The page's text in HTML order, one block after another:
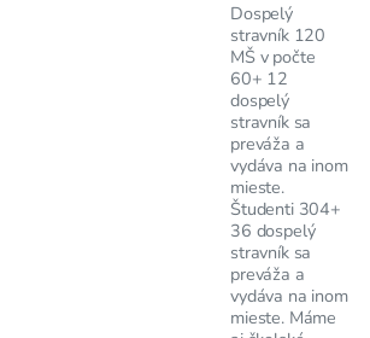
Dospelý
stravník 120
MŠ v počte
60+ 12
dospelý
stravník sa
preváža a
vydáva na inom
mieste.
Študenti 304+
36 dospelý
stravník sa
preváža a
vydáva na inom
mieste. Máme